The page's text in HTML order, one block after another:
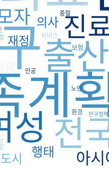
계
출산
전
성
진
자
아
행태
재정
도시
의사
서비스
보험
노인
환경
인공
중절
인구정책